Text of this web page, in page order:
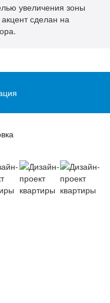
увеличения зоны
сделан на